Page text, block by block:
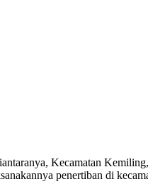
Kecamatan
penertiban di